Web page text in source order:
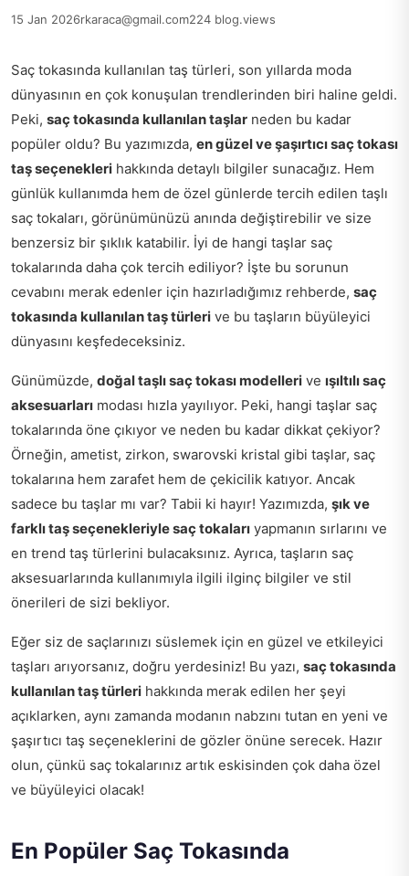
15 Jan 2026rkaraca@gmail.com224 blog.views
Saç tokasında kullanılan taş türleri, son yıllarda moda
dünyasının en çok konuşulan trendlerinden biri haline geldi.
Peki, saç tokasında kullanılan taşlar neden bu kadar
popüler oldu? Bu yazımızda, en güzel ve şaşırtıcı saç tokası
taş seçenekleri hakkında detaylı bilgiler sunacağız. Hem
günlük kullanımda hem de özel günlerde tercih edilen taşlı
saç tokaları, görünümünüzü anında değiştirebilir ve size
benzersiz bir şıklık katabilir. İyi de hangi taşlar saç
tokalarında daha çok tercih ediliyor? İşte bu sorunun
cevabını merak edenler için hazırladığımız rehberde, saç
tokasında kullanılan taş türleri ve bu taşların büyüleyici
dünyasını keşfedeceksiniz.
Günümüzde, doğal taşlı saç tokası modelleri ve ışıltılı saç
aksesuarları modası hızla yayılıyor. Peki, hangi taşlar saç
tokalarında öne çıkıyor ve neden bu kadar dikkat çekiyor?
Örneğin, ametist, zirkon, swarovski kristal gibi taşlar, saç
tokalarına hem zarafet hem de çekicilik katıyor. Ancak
sadece bu taşlar mı var? Tabii ki hayır! Yazımızda, şık ve
farklı taş seçenekleriyle saç tokaları yapmanın sırlarını ve
en trend taş türlerini bulacaksınız. Ayrıca, taşların saç
aksesuarlarında kullanımıyla ilgili ilginç bilgiler ve stil
önerileri de sizi bekliyor.
Eğer siz de saçlarınızı süslemek için en güzel ve etkileyici
taşları arıyorsanız, doğru yerdesiniz! Bu yazı, saç tokasında
kullanılan taş türleri hakkında merak edilen her şeyi
açıklarken, aynı zamanda modanın nabzını tutan en yeni ve
şaşırtıcı taş seçeneklerini de gözler önüne serecek. Hazır
olun, çünkü saç tokalarınız artık eskisinden çok daha özel
ve büyüleyici olacak!
En Popüler Saç Tokasında